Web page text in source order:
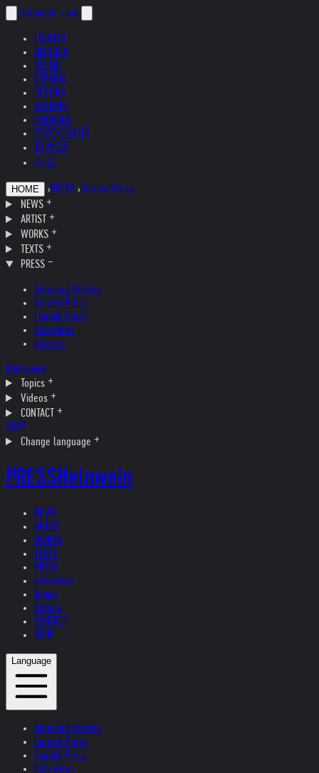
helnwein .com
ENGLISH
DEUTSCH
POLSKI
ESPAÑOL
ČEŠTINA
ITALIANO
FRANÇAIS
РУССКИЙ
日本語
中文
HOME ›PRESS ›Current Press
NEWS
ARTIST
WORKS
TEXTS
PRESS
Selected Articles
Current Press
English Press
Interviews
Internet
Interviews
Topics
Videos
CONTACT
SHOP
Change language
PRESSHelnwein
NEWS
ARTIST
WORKS
TEXTS
PRESS
Interviews
Topics
Videos
CONTACT
SHOP
Language
Selected Articles
Current Press
English Press
Interviews